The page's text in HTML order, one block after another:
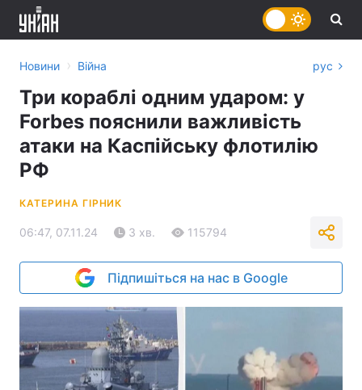
Новини › Війна рус
Три кораблі одним ударом: у
Forbes пояснили важливість
атаки на Каспійську флотилію
РФ
КАТЕРИНА ГІРНИК
06:47, 07.11.24 3 хв. 115794
Підпишіться на нас в Google